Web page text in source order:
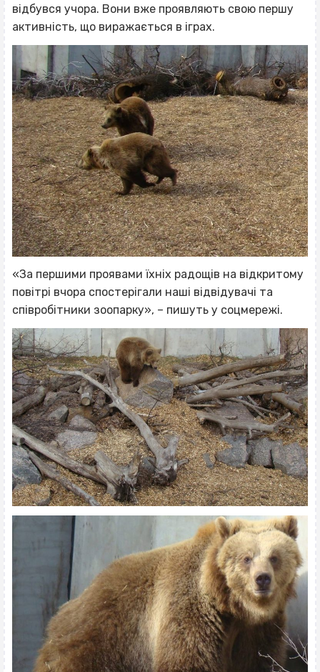
відбувся учора. Вони вже проявляють свою першу
активність, що виражається в іграх.
«За першими проявами їхніх радощів на відкритому
повітрі вчора спостерігали наші відвідувачі та
співробітники зоопарку», – пишуть у соцмережі.